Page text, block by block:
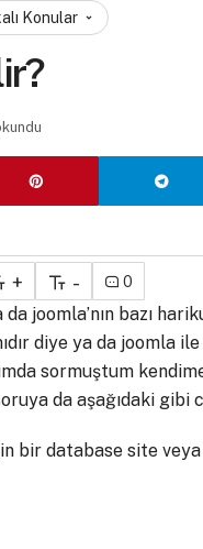
Konular
+ - 0
joomla’nın bazı
diye ya da joomla
sormuştum
da aşağıdaki gibi
bir database site veya